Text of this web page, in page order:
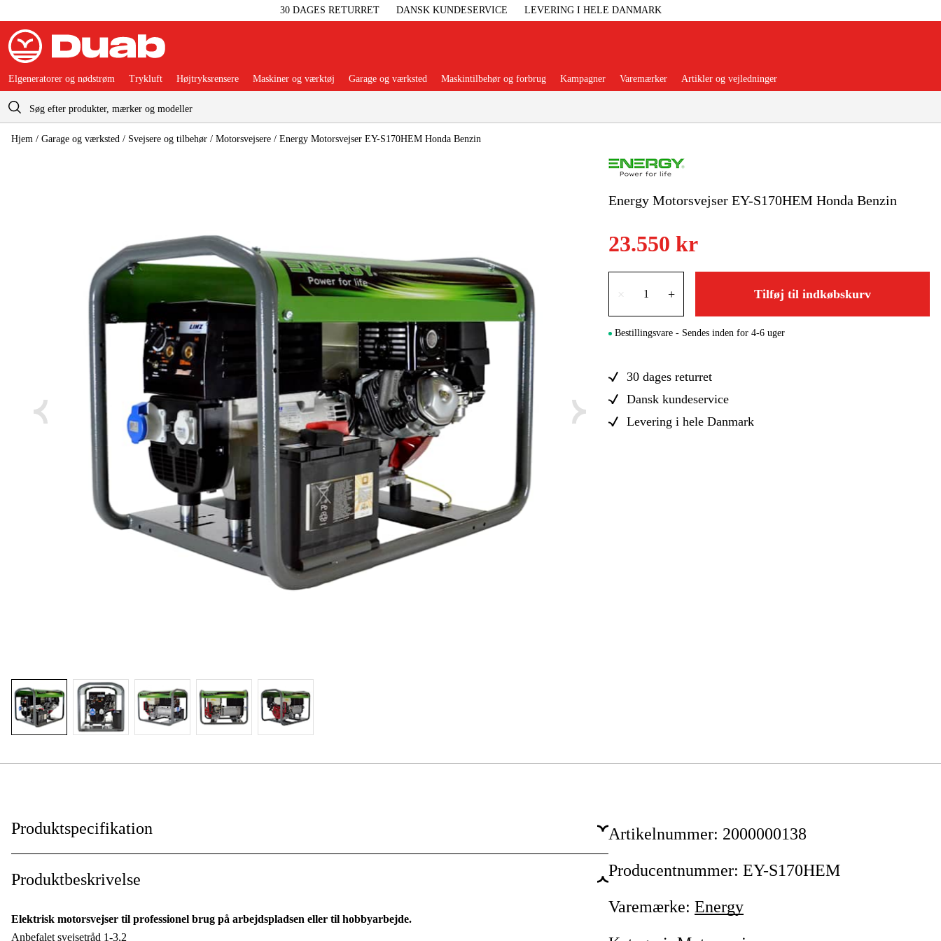
30 DAGES RETURRET DANSK KUNDESERVICE LEVERING I HELE DANMARK
Indkøbskurv
Elgeneratorer Og Nødstrøm Trykluft
Højtryksrensere Maskiner Og Værktøj
Maskintilbehør Og Forbrug Kampagner
Elgeneratorer og nødstrøm Trykluft Højtryksrensere Maskiner og værktøj Garage og værksted Maskintilbehør og forbrug Kampagner Varemærker Artikler og vejledninger
Hjem / Garage og værksted / Svejsere og tilbehør / Motorsvejsere / Energy Motorsvejser EY-S170HEM Honda Benzin
Energy Motorsvejser EY-S170HEM Honda Benzin
23.550 kr
× + Tilføj til indkøbskurv
Bestillingsvare - Sendes inden for 4-6 uger
30 dages returret
Dansk kundeservice
Levering i hele Danmark
Produktspecifikation
EU Stage V
Ja
El-start :
Produktbeskrivelse
Elektrisk motorsvejser til professionel brug på arbejdspladsen eller til hobbyarbejde.
Anbefalet svejsetråd 1-3,2
Artikelnummer: 2000000138
Producentnummer: EY-S170HEM
Varemærke: Energy